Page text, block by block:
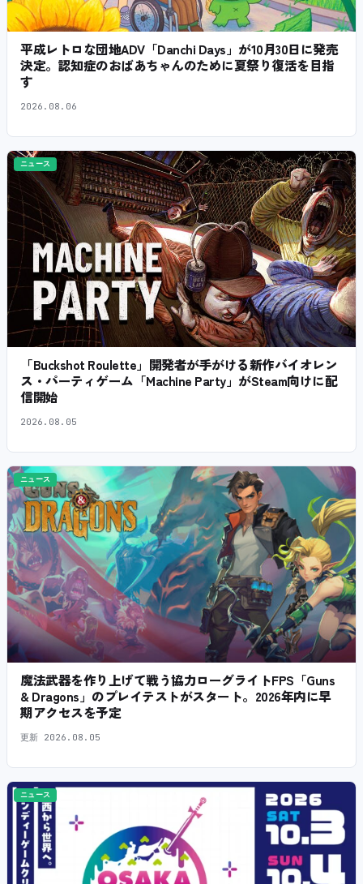
平成レトロな団地ADV「Danchi Days」が10月30日に発売
決定。認知症のおばあちゃんのために夏祭り復活を目指
す
2026.08.06
ニュース
「Buckshot Roulette」開発者が手がける新作バイオレン
ス・パーティゲーム「Machine Party」がSteam向けに配
信開始
2026.08.05
ニュース
魔法武器を作り上げて戦う協力ローグライトFPS「Guns
& Dragons」のプレイテストがスタート。2026年内に早
期アクセスを予定
更新 2026.08.05
ニュース